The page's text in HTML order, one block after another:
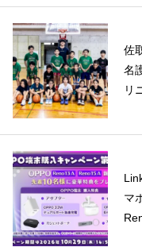
佐
名
リ
マ